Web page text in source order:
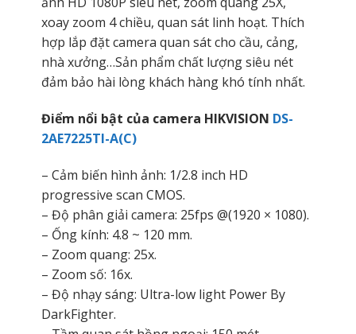
xoay zoom 4 chiều, quan sát linh hoạt. Thích
hợp lắp đặt camera quan sát cho cầu, cảng,
nhà xưởng…Sản phẩm chất lượng siêu nét
đảm bảo hài lòng khách hàng khó tính nhất.
Điểm nổi bật của camera HIKVISION DS-
2AE7225TI-A(C)
– Cảm biến hình ảnh: 1/2.8 inch HD
progressive scan CMOS.
– Độ phân giải camera: 25fps @(1920 × 1080).
– Ống kính: 4.8 ~ 120 mm.
– Zoom quang: 25x.
– Zoom số: 16x.
– Độ nhạy sáng: Ultra-low light Power By
DarkFighter.